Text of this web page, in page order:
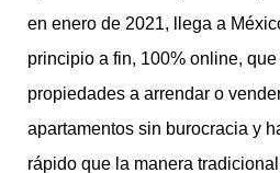
en enero de 2021, llega a
principio a fin, 100% online,
propiedades a arrendar o
apartamentos sin burocracia y
rápido que la manera